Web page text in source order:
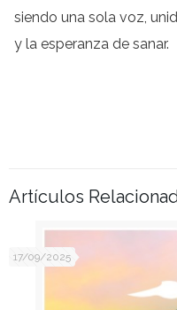
siendo una sola voz,
y la esperanza de sanar.
Artículos
17/09/2025